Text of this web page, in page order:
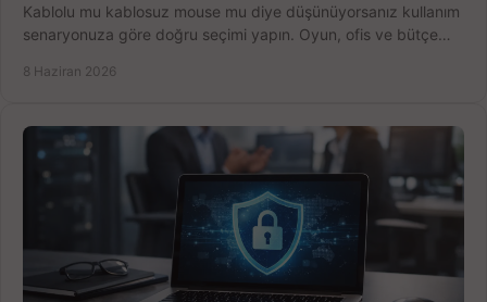
Kablolu mu kablosuz mouse mu diye düşünüyorsanız kullanım
senaryonuza göre doğru seçimi yapın. Oyun, ofis ve bütçe
8 Haziran 2026